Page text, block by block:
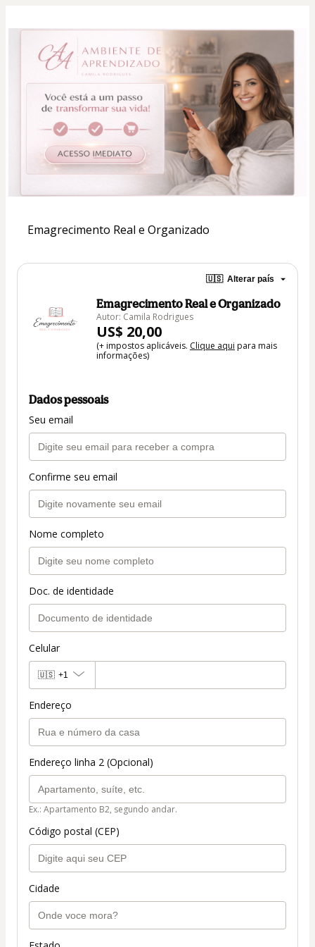
Emagrecimento Real e Organizado
🇺🇸 Alterar país
Emagrecimento Real e Organizado
Autor: Camila Rodrigues
US$ 20,00
(+ impostos aplicáveis. Clique aqui para mais
informações)
Dados pessoais
Seu email
Confirme seu email
Nome completo
Doc. de identidade
Celular
🇺🇸 +1
Endereço
Endereço linha 2 (Opcional)
Ex.: Apartamento B2, segundo andar.
Código postal (CEP)
Cidade